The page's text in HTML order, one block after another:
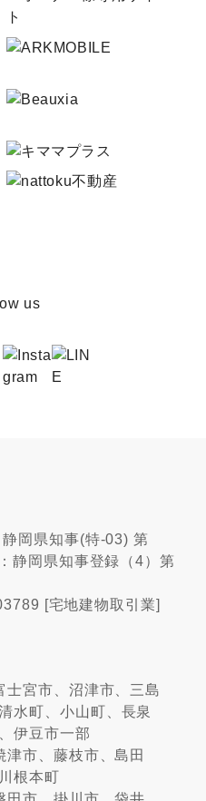
岡県知事(特-03) 第
岡県知事登録（4）第
[宅地建物取引業]
士宮市、沼津市、三島
水町、小山町、長泉
伊豆市一部
津市、藤枝市、島田
根本町